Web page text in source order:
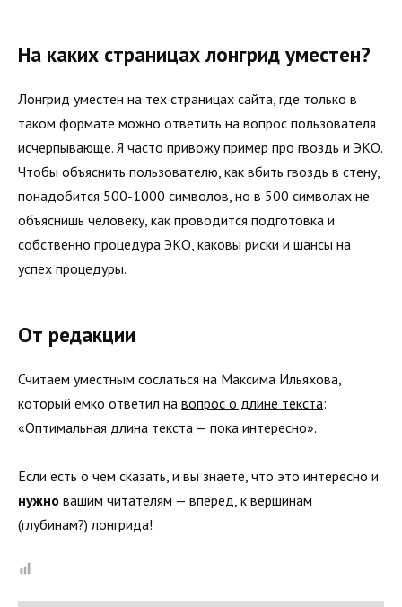
На каких страницах лонгрид уместен?
Лонгрид уместен на тех страницах сайта, где только в
таком формате можно ответить на вопрос пользователя
исчерпывающе. Я часто привожу пример про гвоздь и ЭКО.
Чтобы объяснить пользователю, как вбить гвоздь в стену,
понадобится 500-1000 символов, но в 500 символах не
объяснишь человеку, как проводится подготовка и
собственно процедура ЭКО, каковы риски и шансы на
успех процедуры.
От редакции
Считаем уместным сослаться на Максима Ильяхова,
который емко ответил на вопрос о длине текста:
«Оптимальная длина текста — пока интересно».
Если есть о чем сказать, и вы знаете, что это интересно и
нужно вашим читателям — вперед, к вершинам
(глубинам?) лонгрида!